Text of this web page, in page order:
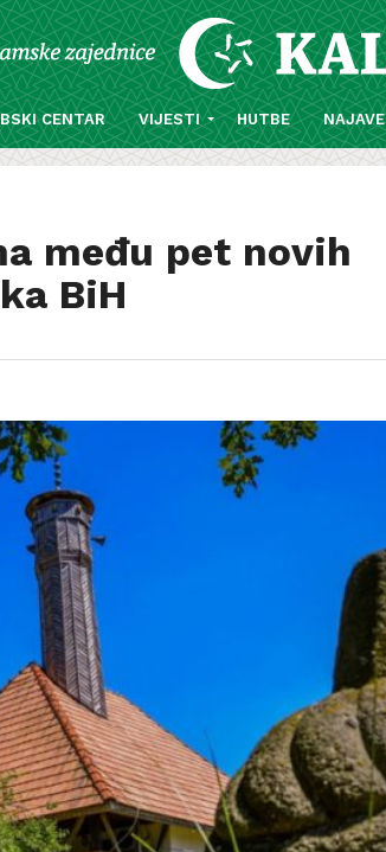
CENTAR VIJESTI HUTBE NAJAVE
među pet novih
BiH